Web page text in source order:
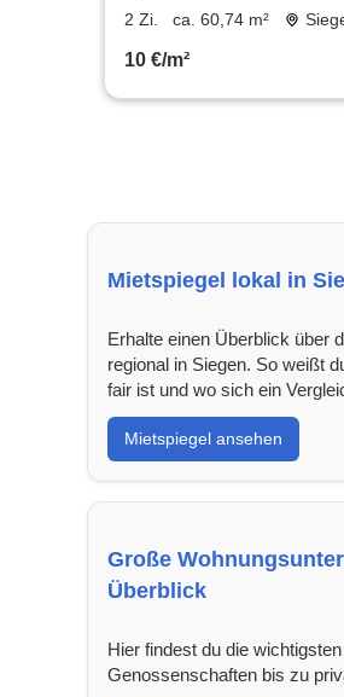
Zimmer-Wohnung in
2 Zi. ca. 60,74 m²
10 €/m²
Mietspiegel lokal in
Erhalte einen Überblick über
regional in Siegen. So weißt
fair ist und wo sich ein
Mietspiegel ansehen
Große
Überblick
Hier findest du die
Genossenschaften bis zu